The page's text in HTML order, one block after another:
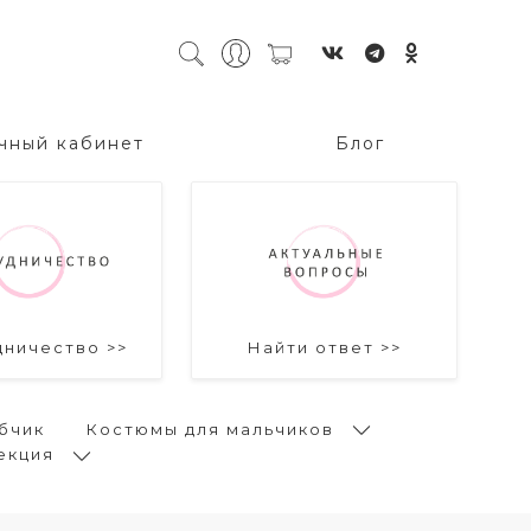
кабинет Блог
>> Найти ответ >>
Костюмы для мальчиков